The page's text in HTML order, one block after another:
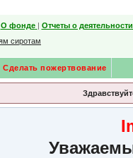
О фонде | Отчеты о
Сделать пожертвование